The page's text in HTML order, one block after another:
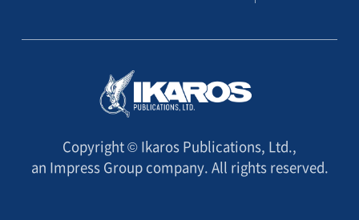
Copyright © Ikaros Publications, Ltd.,
an Impress Group company. All rights reserved.